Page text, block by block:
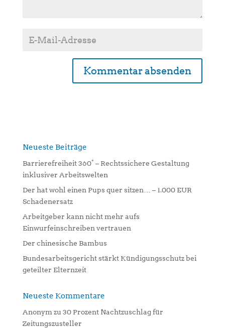
n
v
e
:
Neueste Beiträge
Barrierefreiheit 360° – Rechtssichere Gestaltung
inklusiver Arbeitswelten
Der hat wohl einen Pups quer sitzen… – 1.000 EUR
Schadenersatz
Arbeitgeber kann nicht mehr aufs
Einwurfeinschreiben vertrauen
Der chinesische Bambus
Bundesarbeitsgericht stärkt Kündigungsschutz bei
geteilter Elternzeit
Neueste Kommentare
Anonym zu 30 Prozent Nachtzuschlag für
Zeitungszusteller